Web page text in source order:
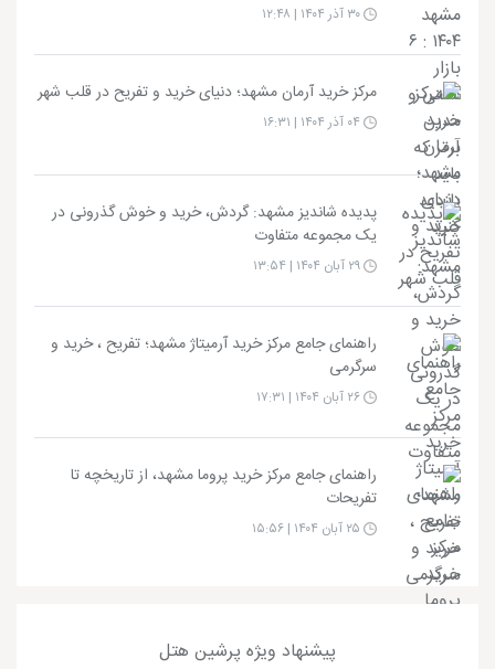
مرکز خرید آرمان مشهد؛ دنیای خرید و تفریح در قلب شهر
پدیده شاندیز مشهد: گردش، خرید و خوش گذرونی در
یک مجموعه متفاوت
راهنمای جامع مرکز خرید آرمیتاژ مشهد؛ تفریح ، خرید و
سرگرمی
راهنمای جامع مرکز خرید پروما مشهد، از تاریخچه تا
تفریحات
پیشنهاد ویژه پرشین هتل